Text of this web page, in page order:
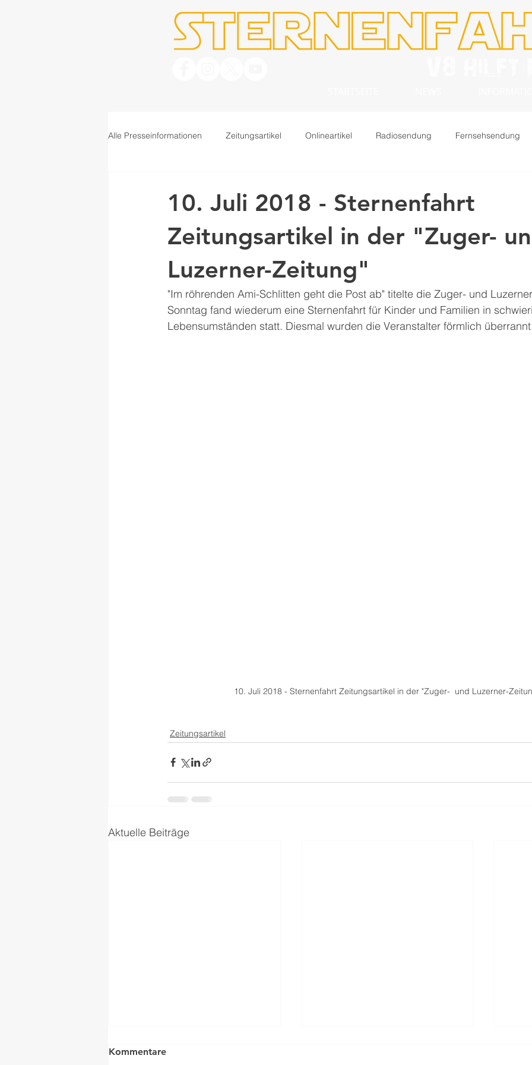
Alle Presseinformationen Zeitungsartikel Onlineartikel Radiosendung Fernsehsendung
10. Juli 2018 - Sternenfahrt
Zeitungsartikel in der "Zuger-
Luzerner-Zeitung"
"Im röhrenden Ami-Schlitten geht die Post ab" titelte die Zuger- und
Sonntag fand wiederum eine Sternenfahrt für Kinder und Familien in
Lebensumständen statt. Diesmal wurden die Veranstalter förmlich
10. Juli 2018 - Sternenfahrt Zeitungsartikel in der "Zuger-  und Luzerner-
Zeitungsartikel
Aktuelle Beiträge
Kommentare